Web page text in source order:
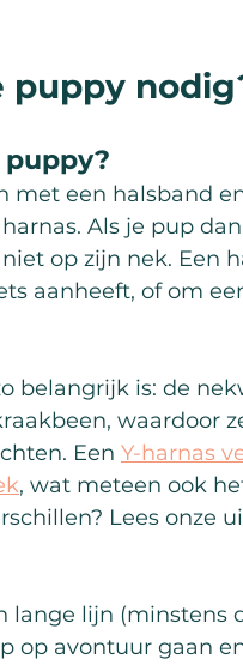
puppy
met een halsband
Als je pup
op zijn nek. Een
aanheeft, of om
belangrijk is: de
waardoor
Een Y-harnas
, wat meteen ook
Lees onze
lange lijn (minstens
op avontuur gaan